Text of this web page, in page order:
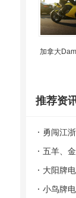
加拿大
推荐资
勇闯江
航山海
五羊、
有劲、
大阳牌
51km/h
小鸟牌